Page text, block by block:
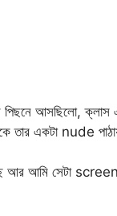
পিছনে আসছিলো,
তার একটা nude
আর আমি সেটা